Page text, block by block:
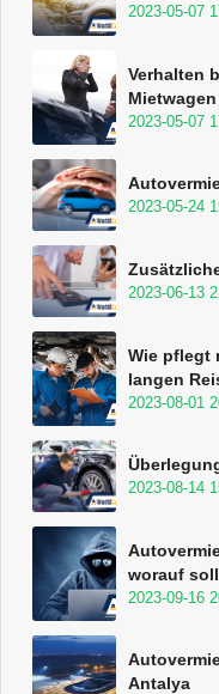
2023-05-07
Verhalten
Mietwagen
2023-05-07
2023-05-24
2023-06-13
Wie pflegt
langen
2023-08-01
2023-08-14
worauf
2023-09-16
Antalya